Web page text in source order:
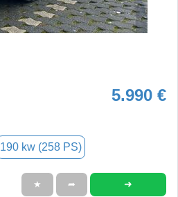
5.990 €
190 kw (258 PS)
★ ➦ ➜